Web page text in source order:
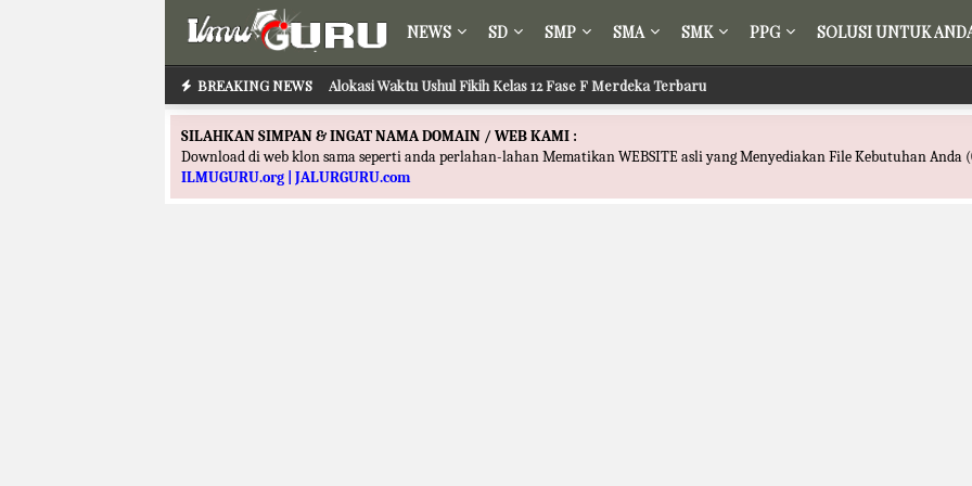
NEWS SD SMP SMA SMK PPG SOLUSI UNTUK
BREAKING NEWS Alokasi Waktu Ushul Fikih Kelas 12 Fase F Merdeka Terbaru
Alokasi Waktu Ilmu Tafsir Kelas 12 Fase F Merdeka Terbaru
SILAHKAN SIMPAN & INGAT NAMA DOMAIN / WEB KAMI :
Download di web klon sama seperti anda perlahan-lahan Mematikan WEBSITE asli yang Menyediakan File Kebutuhan Anda
ILMUGURU.org | JALURGURU.com